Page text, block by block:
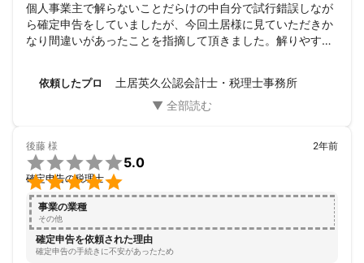
個人事業主で解らないことだらけの中自分で試行錯誤しなが
ら確定申告をしていましたが、今回土居様に見ていただきか
なり間違いがあったことを指摘して頂きました。解りやすく
依頼したプロ 土居英久公認会計士・税理士事務所
後藤 様


5.0
確定申告の税理士
2年前
事業の業種
その他
確定申告を依頼された理由
確定申告の手続きに不安があったため